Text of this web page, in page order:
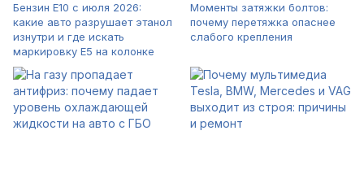
Бензин E10 с июля 2026:
какие авто разрушает этанол
изнутри и где искать
маркировку E5 на колонке
Моменты затяжки болтов:
почему перетяжка опаснее
слабого крепления